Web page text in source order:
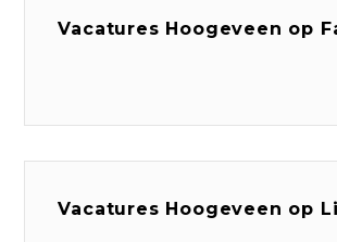
Vacatures Hoogeveen op
Vacatures Hoogeveen op